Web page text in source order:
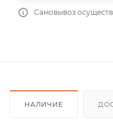
Самовывоз
НАЛИЧИЕ